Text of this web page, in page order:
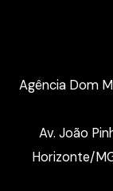
Agência Dom
Av. João
Horizonte/